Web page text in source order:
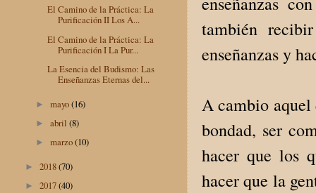
también
enseñanzas y
A cambio aquel
bondad, ser
hacer que los
hacer que la
El Camino de la Práctica: La
Purificación II Los A...
El Camino de la Práctica: La
Purificación I La Pur...
La Esencia del Budismo: Las
Enseñanzas Eternas del...
►mayo(16)
►abril(8)
►marzo(10)
► 2018(70)
► 2017(40)